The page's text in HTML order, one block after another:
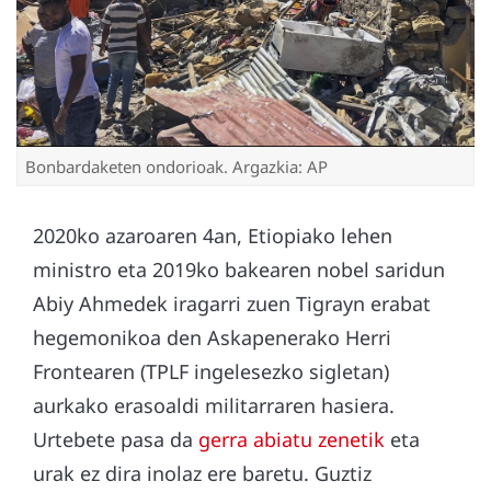
Bonbardaketen ondorioak. Argazkia: AP
2020ko azaroaren 4an, Etiopiako lehen
ministro eta 2019ko bakearen nobel saridun
Abiy Ahmedek iragarri zuen Tigrayn erabat
hegemonikoa den Askapenerako Herri
Frontearen (TPLF ingelesezko sigletan)
aurkako erasoaldi militarraren hasiera.
Urtebete pasa da gerra abiatu zenetik eta
urak ez dira inolaz ere baretu. Guztiz